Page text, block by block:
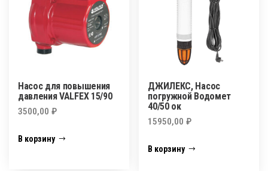
Насос для повышения
давления VALFEX 15/90
3500,00 ₽
В корзину
ДЖИЛЕКС, Насос
погружной Водомет
40/50 ок
15950,00₽
В корзину